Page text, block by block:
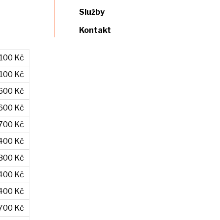
Kč
Kč
Kč
Kč
Kč
Kč
Kč
Kč
Kč
Kč
Služby
Kontakt